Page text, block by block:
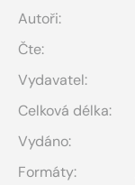
Autoři:
Čte:
Vydavatel:
Celková délka:
Vydáno:
Formáty: